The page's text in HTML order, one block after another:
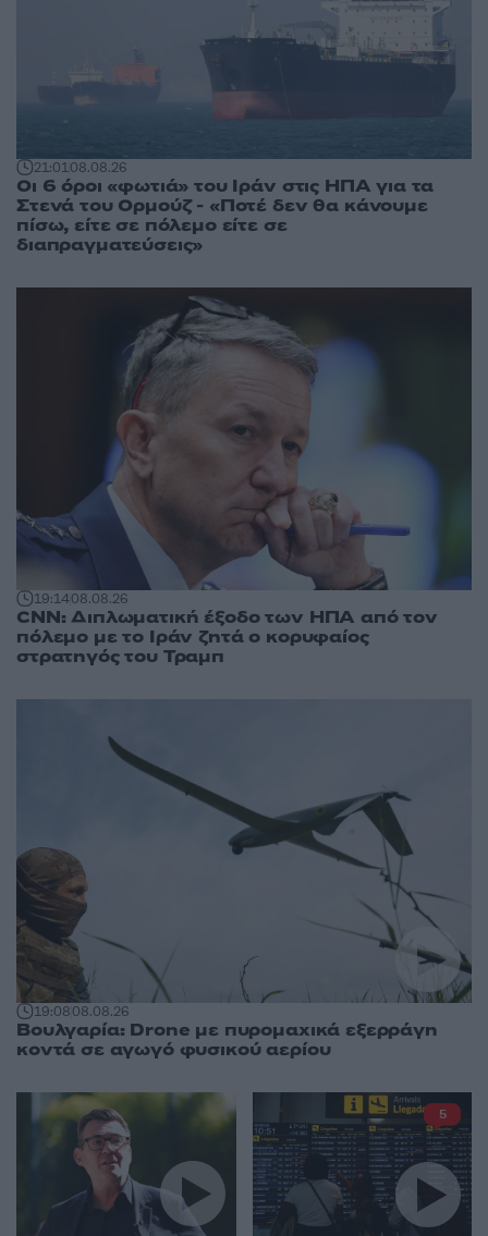
21:0108.08.26
Οι 6 όροι «φωτιά» του Ιράν στις ΗΠΑ για τα
Στενά του Ορμούζ - «Ποτέ δεν θα κάνουμε
πίσω, είτε σε πόλεμο είτε σε
διαπραγματεύσεις»
19:1408.08.26
CNN: Διπλωματική έξοδο των ΗΠΑ από τον
πόλεμο με το Ιράν ζητά ο κορυφαίος
στρατηγός του Τραμπ
19:0808.08.26
Βουλγαρία: Drone με πυρομαχικά εξερράγη
κοντά σε αγωγό φυσικού αερίου
5